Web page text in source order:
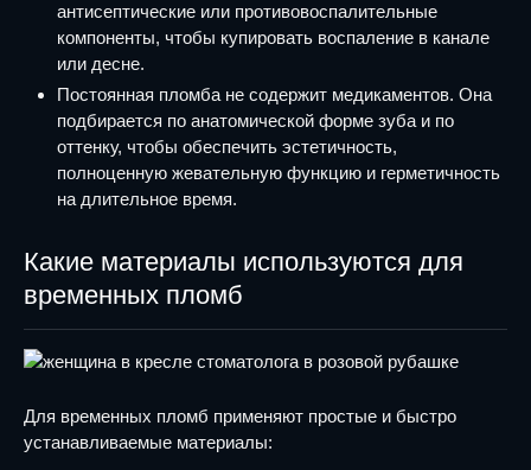
антисептические или противовоспалительные
компоненты, чтобы купировать воспаление в канале
или десне.
Постоянная пломба не содержит медикаментов. Она
подбирается по анатомической форме зуба и по
оттенку, чтобы обеспечить эстетичность,
полноценную жевательную функцию и герметичность
на длительное время.
Какие материалы используются для
временных пломб
Для временных пломб применяют простые и быстро
устанавливаемые материалы: